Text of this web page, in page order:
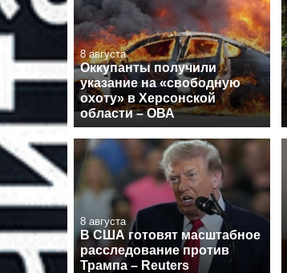
8 августа
Оккупанты получили
указание на «свободную
охоту» в Херсонской
области – ОВА
8 августа
В США готовят масштабное
расследование против
Трампа – Reuters